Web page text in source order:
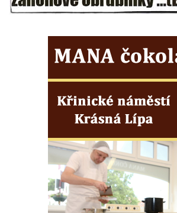
Kenotaf Emila Miksche na hřbitově v Lužici
Lužici
Pomník vojákům Rudé armády na hřbitově
v Kozlech
Pamětní deska pochodu smrti v Saupsdorfu
Pomník obětem 2. světové války v parku
Památník obětem holokaustu v Lipové ulici
v Duchcově
Pomník obětem válek v Jeníkově
Pamětní deska obětem 1. světové války na